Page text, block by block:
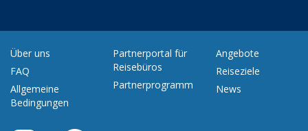
Über uns
FAQ
Allgemeine
Bedingungen
Partnerportal für
Reisebüros
Partnerprogramm
Angebote
Reiseziele
News